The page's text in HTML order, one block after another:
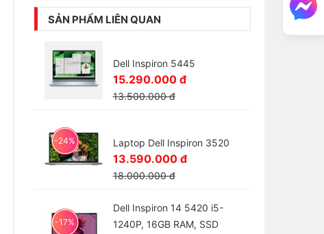
SẢN PHẨM LIÊN QUAN
Dell Inspiron 5445
15.290.000 đ
13.500.000 đ
-24% Laptop Dell Inspiron 3520
13.590.000 đ
18.000.000 đ
-17%
Dell Inspiron 14 5420 i5-
1240P, 16GB RAM, SSD